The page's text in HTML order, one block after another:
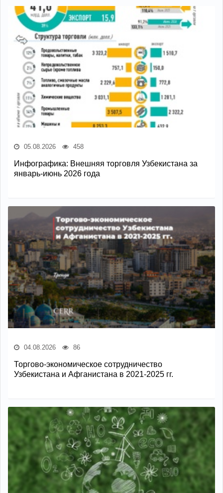
05.08.2026 458
Инфографика: Внешняя торговля Узбекистана за
январь-июнь 2026 года
04.08.2026 86
Торгово-экономическое сотрудничество
Узбекистана и Афганистана в 2021-2025 гг.